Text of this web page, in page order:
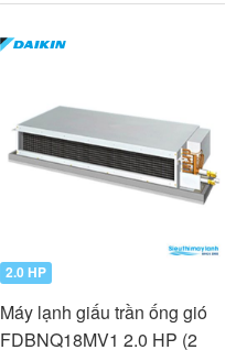
2.0 HP
Máy lạnh giấu trần ống gió
FDBNQ18MV1 2.0 HP (2